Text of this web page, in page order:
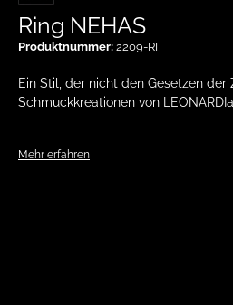
Ein Stil, der nicht den Gesetzen der
Schmuckkreationen von
Mehr erfahren
Ring NEHAS
Produktnummer: 2209-RI